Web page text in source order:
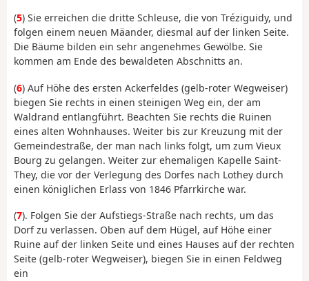
(5) Sie erreichen die dritte Schleuse, die von Tréziguidy, und
folgen einem neuen Mäander, diesmal auf der linken Seite.
Die Bäume bilden ein sehr angenehmes Gewölbe. Sie
kommen am Ende des bewaldeten Abschnitts an.
(6) Auf Höhe des ersten Ackerfeldes (gelb-roter Wegweiser)
biegen Sie rechts in einen steinigen Weg ein, der am
Waldrand entlangführt. Beachten Sie rechts die Ruinen
eines alten Wohnhauses. Weiter bis zur Kreuzung mit der
Gemeindestraße, der man nach links folgt, um zum Vieux
Bourg zu gelangen. Weiter zur ehemaligen Kapelle Saint-
They, die vor der Verlegung des Dorfes nach Lothey durch
einen königlichen Erlass von 1846 Pfarrkirche war.
(7). Folgen Sie der Aufstiegs-Straße nach rechts, um das
Dorf zu verlassen. Oben auf dem Hügel, auf Höhe einer
Ruine auf der linken Seite und eines Hauses auf der rechten
Seite (gelb-roter Wegweiser), biegen Sie in einen Feldweg
ein